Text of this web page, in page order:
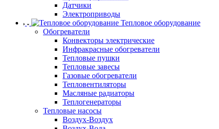
Датчики
Электроприводы
Тепловое оборудование
Обогреватели
Конвекторы электрические
Инфракрасные обогреватели
Тепловые пушки
Тепловые завесы
Газовые обогреватели
Тепловентиляторы
Масляные радиаторы
Теплогенераторы
Тепловые насосы
Воздух-Воздух